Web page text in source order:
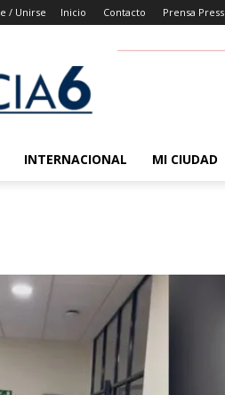
/ Unirse Inicio Contacto Prensa Press
INTERNACIONAL MI CIUDAD